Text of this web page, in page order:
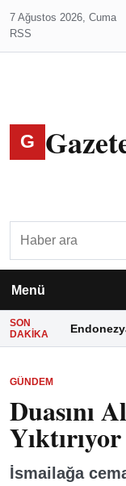
7 Ağustos 2026, Cuma
RSS
G
Menü
SON
DAKIKA
GÜNDEM
Duasını
Yıktırıyor
İsmailağa